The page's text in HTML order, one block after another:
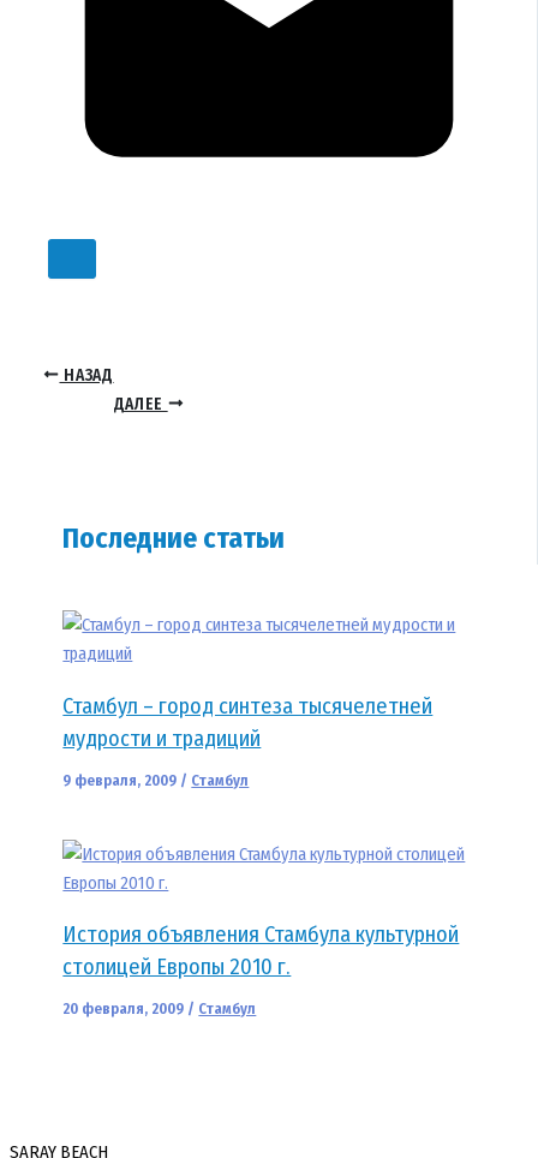
НАЗАД
ДАЛЕЕ
Последние статьи
Стамбул – город синтеза тысячелетней
мудрости и традиций
9 февраля, 2009 / Стамбул
История объявления Стамбула культурной
столицей Европы 2010 г.
20 февраля, 2009 / Стамбул
SARAY BEACH